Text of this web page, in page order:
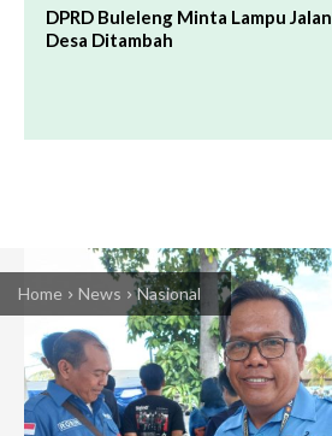
DPRD Buleleng Minta Lampu Jalan
Desa Ditambah